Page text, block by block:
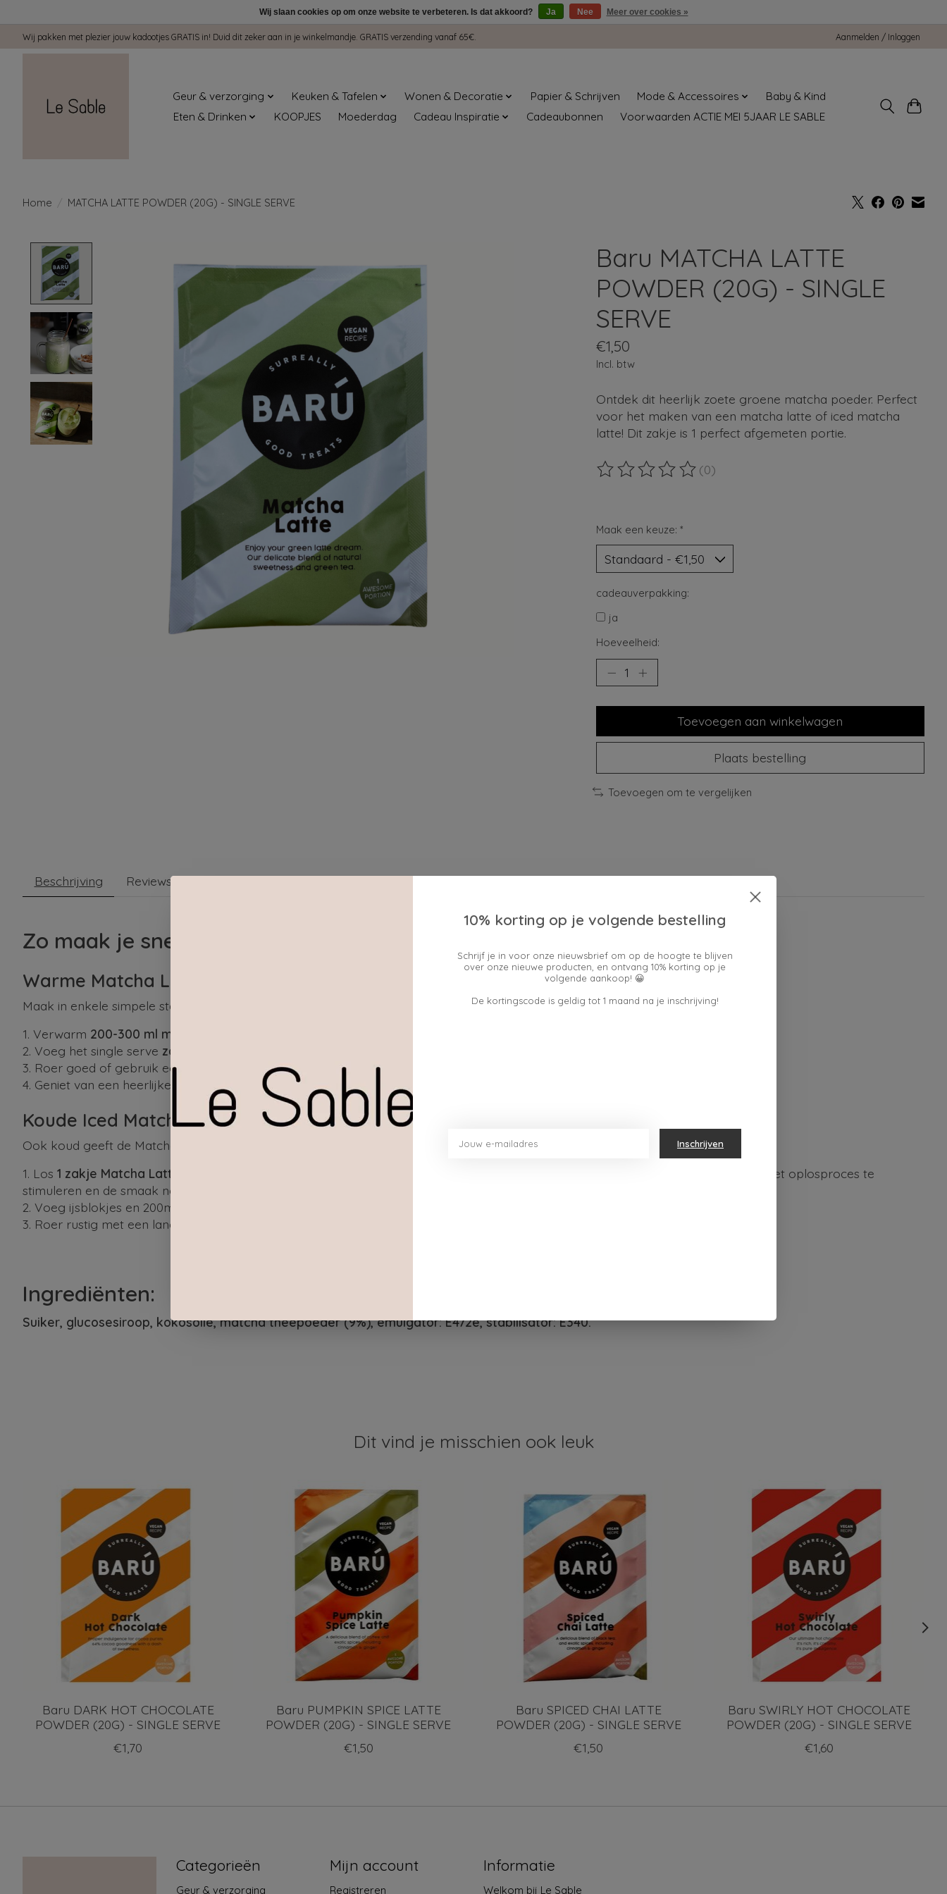
Wij pakken met plezier jouw kadootjes GRATIS in! Duid dit zeker aan in je winkelmandje. GRATIS verzending vanaf 65€. Aanmelden / Inloggen
Geur & verzorging Keuken & Tafelen Wonen & Decoratie Papier & Schrijven Mode & Accessoires
Baby & Kind
Eten & Drinken
KOOPJES Moederdag Cadeau Inspiratie Cadeaubonnen Voorwaarden ACTIE MEI 5JAAR LE SABLE
Home / MATCHA LATTE POWDER (20G) - SINGLE SERVE
Baru MATCHA LATTE
POWDER (20G) - SINGLE
SERVE
€1,50
Incl. btw
Ontdek dit heerlijk zoete groene matcha poeder. Perfect
voor het maken van een matcha latte of iced matcha
latte! Dit zakje is 1 perfect afgemeten portie.
De beoordeling van dit product is
(0)
Maak een keuze: *
cadeauverpakking:
ja
Hoeveelheid:
Toevoegen aan winkelwagen
Plaats bestelling
Toevoegen om te vergelijken
Beschrijving Reviews (0)
Zo maak je snel en makkelijk de perfecte Matcha Latte
Warme Matcha Latte
Maak in enkele simpele stappen een heerlijke
Verwarm 200-300 ml melk
Voeg het single serve zakje Matcha Latte poeder
Roer goed of gebruik een melkopschuimer voor een extra romige textuur.
Geniet van een heerlijke en gezonde Matcha Latte!
Koude Iced Matcha Latte
Ook koud geeft de Matcha Latte een smaakvolle boost.
Los 1 zakje Matcha Latte Powder
eerst op in een klein laagje warm water. Roer gerust met een lepeltje of melkopschuimer om het oplosproces te
stimuleren en de smaak nog meer tot zijn recht te laten komen.
Voeg ijsblokjes en 200ml
Roer rustig met een lange lepel en geniet van deze verfrissende Iced Matcha Latte!
Ingrediënten:
Suiker, glucosesiroop, kokosolie, matcha theepoeder (9%), emulgator: E472e, stabilisator: E340.
Dit vind je misschien ook leuk
Items van productcarrousel
Baru DARK HOT CHOCOLATE
POWDER (20G) - SINGLE SERVE
€1,70
Baru PUMPKIN SPICE LATTE
POWDER (20G) - SINGLE SERVE
€1,50
Baru SPICED CHAI LATTE
POWDER (20G) - SINGLE SERVE
€1,50
Baru SWIRLY HOT CHOCOLATE
POWDER (20G) - SINGLE SERVE
€1,60
Categorieën
Geur & verzorging
Mijn account
Registreren
Informatie
Welkom bij Le Sable
Wij slaan cookies op om onze website te verbeteren. Is dat akkoord? Ja Nee Meer over cookies »
10% korting op je volgende bestelling
Schrijf je in voor onze nieuwsbrief om op de hoogte te blijven
over onze nieuwe producten, en ontvang 10% korting op je
volgende aankoop! 😀
De kortingscode is geldig tot 1 maand na je inschrijving!
Inschrijven